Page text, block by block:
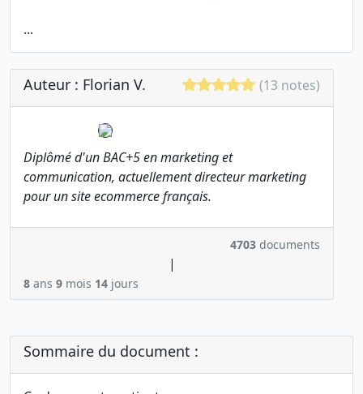
...
Auteur : Florian V. (13 notes)
Diplômé d'un BAC+5 en marketing et
communication, actuellement directeur marketing
pour un site ecommerce français.
4703 documents
|
8 ans 9 mois 14 jours
Sommaire du document :